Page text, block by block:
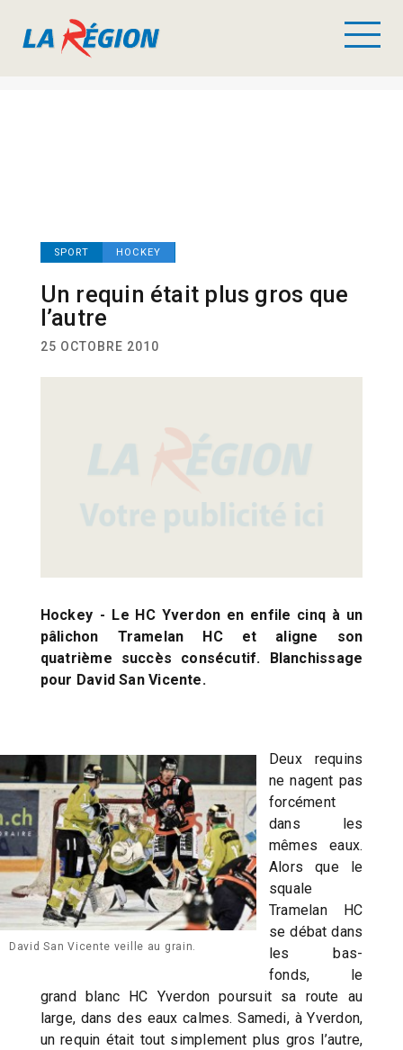
SPORT HOCKEY
Un requin était plus gros que
l’autre
25 OCTOBRE 2010
Hockey - Le HC Yverdon en enfile cinq à un
pâlichon Tramelan HC et aligne son
quatrième succès consécutif. Blanchissage
pour David San Vicente.
David San Vicente veille au grain.
Deux requins
ne nagent pas
forcément
dans les
mêmes eaux.
Alors que le
squale
Tramelan HC
se débat dans
les bas-
fonds, le
grand blanc HC Yverdon poursuit sa route au
large, dans des eaux calmes. Samedi, à Yverdon,
un requin était tout simplement plus gros l’autre,